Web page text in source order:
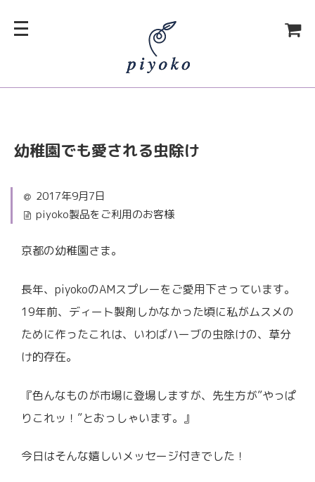
幼稚園でも愛される虫除け
2017年9月7日
piyoko製品をご利用のお客様
京都の幼稚園さま。
長年、piyokoのAMスプレーをご愛用下さっています。
19年前、ディート製剤しかなかった頃に私がムスメの
ために作ったこれは、いわばハーブの虫除けの、草分
け的存在。
『色んなものが市場に登場しますが、先生方が”やっぱ
りこれッ！”とおっしゃいます。』
今日はそんな嬉しいメッセージ付きでした！